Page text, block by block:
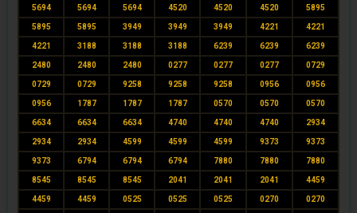
5694 5694 5694 4520 4520 4520 5895
5895 5895 3949 3949 3949 4221 4221
4221 3188 3188 3188 6239 6239 6239
2480 2480 2480 0277 0277 0277 0729
0729 0729 9258 9258 9258 0956 0956
0956 1787 1787 1787 0570 0570 0570
6634 6634 6634 4740 4740 4740 2934
2934 2934 4599 4599 4599 9373 9373
9373 6794 6794 6794 7880 7880 7880
8545 8545 8545 2041 2041 2041 4459
4459 4459 0525 0525 0525 0270 0270